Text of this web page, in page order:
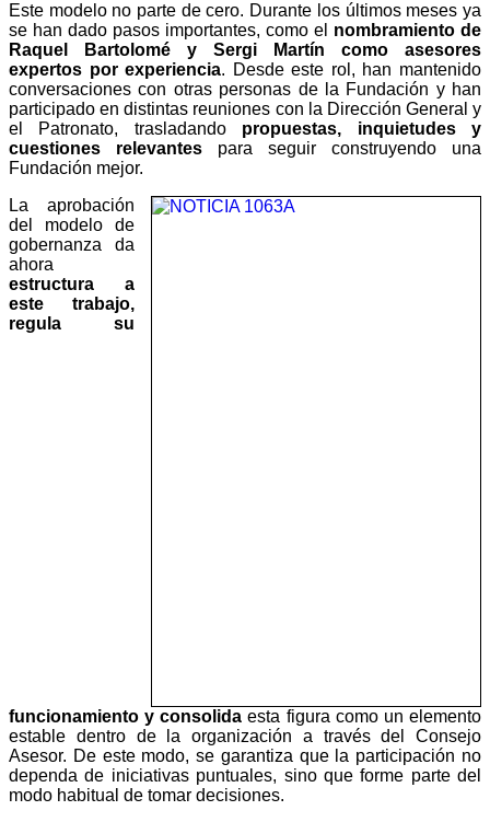
Este modelo no parte de cero. Durante los últimos meses ya
se han dado pasos importantes, como el nombramiento de
Raquel Bartolomé y Sergi Martín como asesores
expertos por experiencia. Desde este rol, han mantenido
conversaciones con otras personas de la Fundación y han
participado en distintas reuniones con la Dirección General y
el Patronato, trasladando propuestas, inquietudes y
cuestiones relevantes para seguir construyendo una
Fundación mejor.
La aprobación
del modelo de
gobernanza da
ahora
estructura a
este trabajo,
regula su
funcionamiento y consolida esta figura como un elemento
estable dentro de la organización a través del Consejo
Asesor. De este modo, se garantiza que la participación no
dependa de iniciativas puntuales, sino que forme parte del
modo habitual de tomar decisiones.